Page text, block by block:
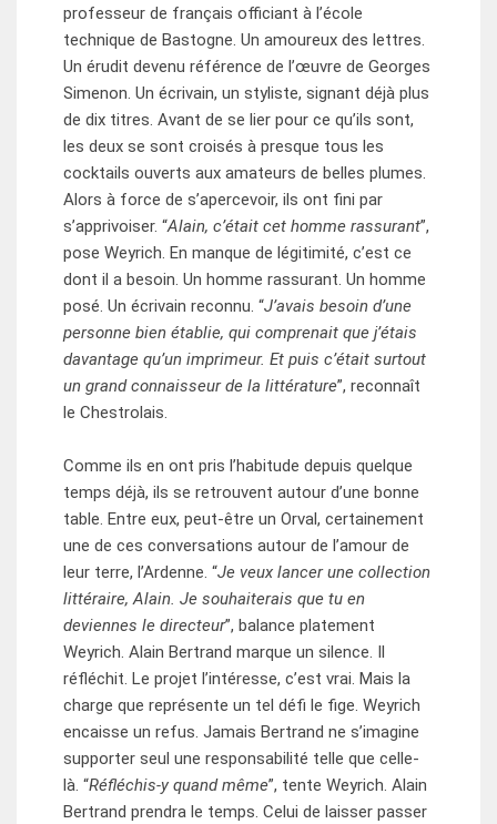
professeur de français officiant à l’école
technique de Bastogne. Un amoureux des lettres.
Un érudit devenu référence de l’œuvre de Georges
Simenon. Un écrivain, un styliste, signant déjà plus
de dix titres. Avant de se lier pour ce qu’ils sont,
les deux se sont croisés à presque tous les
cocktails ouverts aux amateurs de belles plumes.
Alors à force de s’apercevoir, ils ont fini par
s’apprivoiser. “Alain, c’était cet homme rassurant”,
pose Weyrich. En manque de légitimité, c’est ce
dont il a besoin. Un homme rassurant. Un homme
posé. Un écrivain reconnu. “J’avais besoin d’une
personne bien établie, qui comprenait que j’étais
davantage qu’un imprimeur. Et puis c’était surtout
un grand connaisseur de la littérature”, reconnaît
le Chestrolais.
Comme ils en ont pris l’habitude depuis quelque
temps déjà, ils se retrouvent autour d’une bonne
table. Entre eux, peut-être un Orval, certainement
une de ces conversations autour de l’amour de
leur terre, l’Ardenne. “Je veux lancer une collection
littéraire, Alain. Je souhaiterais que tu en
deviennes le directeur”, balance platement
Weyrich. Alain Bertrand marque un silence. Il
réfléchit. Le projet l’intéresse, c’est vrai. Mais la
charge que représente un tel défi le fige. Weyrich
encaisse un refus. Jamais Bertrand ne s’imagine
supporter seul une responsabilité telle que celle-
là. “Réfléchis-y quand même”, tente Weyrich. Alain
Bertrand prendra le temps. Celui de laisser passer